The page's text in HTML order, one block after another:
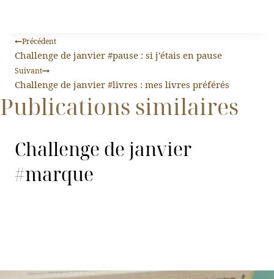
Précédent
Challenge de janvier #pause : si j’étais en pause
Suivant
Challenge de janvier #livres : mes livres préférés
Publications similaires
Challenge de janvier
#marque